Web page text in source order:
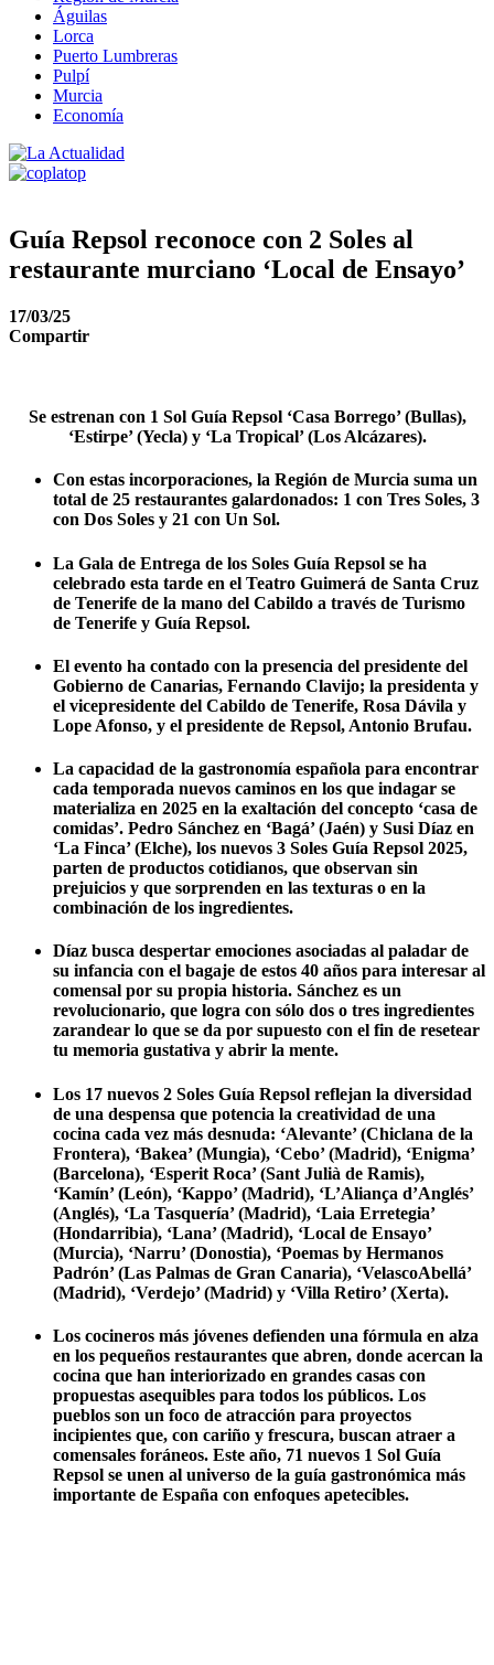
Águilas
Lorca
Puerto Lumbreras
Pulpí
Murcia
Economía
Guía Repsol reconoce con 2 Soles al
restaurante murciano ‘Local de Ensayo’
17/03/25
Compartir
Se estrenan con 1 Sol Guía Repsol ‘Casa Borrego’ (Bullas),
‘Estirpe’ (Yecla) y ‘La Tropical’ (Los Alcázares).
Con estas incorporaciones, la Región de Murcia suma un
total de 25 restaurantes galardonados: 1 con Tres Soles, 3
con Dos Soles y 21 con Un Sol.
La Gala de Entrega de los Soles Guía Repsol se ha
celebrado esta tarde en el Teatro Guimerá de Santa Cruz
de Tenerife de la mano del Cabildo a través de Turismo
de Tenerife y Guía Repsol.
El evento ha contado con la presencia del presidente del
Gobierno de Canarias, Fernando Clavijo; la presidenta y
el vicepresidente del Cabildo de Tenerife, Rosa Dávila y
Lope Afonso, y el presidente de Repsol, Antonio Brufau.
La capacidad de la gastronomía española para encontrar
cada temporada nuevos caminos en los que indagar se
materializa en 2025 en la exaltación del concepto ‘casa de
comidas’. Pedro Sánchez en ‘Bagá’ (Jaén) y Susi Díaz en
‘La Finca’ (Elche), los nuevos 3 Soles Guía Repsol 2025,
parten de productos cotidianos, que observan sin
prejuicios y que sorprenden en las texturas o en la
combinación de los ingredientes.
Díaz busca despertar emociones asociadas al paladar de
su infancia con el bagaje de estos 40 años para interesar al
comensal por su propia historia. Sánchez es un
revolucionario, que logra con sólo dos o tres ingredientes
zarandear lo que se da por supuesto con el fin de resetear
tu memoria gustativa y abrir la mente.
Los 17 nuevos 2 Soles Guía Repsol reflejan la diversidad
de una despensa que potencia la creatividad de una
cocina cada vez más desnuda: ‘Alevante’ (Chiclana de la
Frontera), ‘Bakea’ (Mungia), ‘Cebo’ (Madrid), ‘Enigma’
(Barcelona), ‘Esperit Roca’ (Sant Julià de Ramis),
‘Kamín’ (León), ‘Kappo’ (Madrid), ‘L’Aliança d’Anglés’
(Anglés), ‘La Tasquería’ (Madrid), ‘Laia Erretegia’
(Hondarribia), ‘Lana’ (Madrid), ‘Local de Ensayo’
(Murcia), ‘Narru’ (Donostia), ‘Poemas by Hermanos
Padrón’ (Las Palmas de Gran Canaria), ‘VelascoAbellá’
(Madrid), ‘Verdejo’ (Madrid) y ‘Villa Retiro’ (Xerta).
Los cocineros más jóvenes defienden una fórmula en alza
en los pequeños restaurantes que abren, donde acercan la
cocina que han interiorizado en grandes casas con
propuestas asequibles para todos los públicos. Los
pueblos son un foco de atracción para proyectos
incipientes que, con cariño y frescura, buscan atraer a
comensales foráneos. Este año, 71 nuevos 1 Sol Guía
Repsol se unen al universo de la guía gastronómica más
importante de España con enfoques apetecibles.